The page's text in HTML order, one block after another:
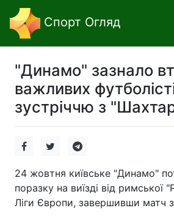
Спорт Огляд
"Динамо" зазнало
важливих
зустріччю з
24 жовтня київське "Динамо"
поразку на виїзді від римської
Ліги Європи, завершивши матч